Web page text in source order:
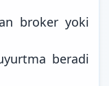
broker yoki
beradi